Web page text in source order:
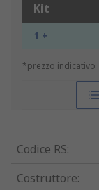
Kit
1 +
*prezzo indicativo
Codice RS:
Costruttore: